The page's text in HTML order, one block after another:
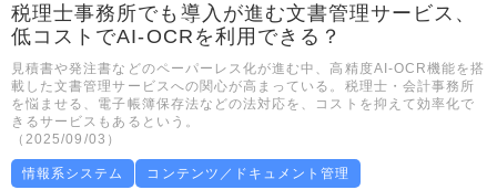
税理士事務所でも導入が進む文書管理サービス、
低コストでAI-OCRを利用できる？
見積書や発注書などのペーパーレス化が進む中、高精度AI-OCR機能を搭
載した文書管理サービスへの関心が高まっている。税理士・会計事務所
を悩ませる、電子帳簿保存法などの法対応を、コストを抑えて効率化で
きるサービスもあるという。
（2025/09/03）
情報系システム コンテンツ／ドキュメント管理